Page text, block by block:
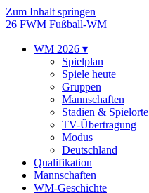
Zum Inhalt springen
26 FWM Fußball-WM
WM 2026 ▾
Spielplan
Spiele heute
Gruppen
Mannschaften
Stadien & Spielorte
TV-Übertragung
Modus
Deutschland
Qualifikation
Mannschaften
WM-Geschichte